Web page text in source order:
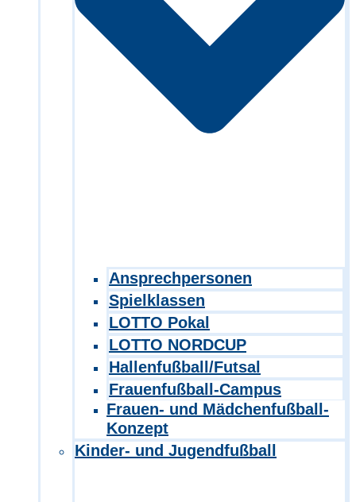
Ansprechpersonen
Spielklassen
LOTTO Pokal
LOTTO NORDCUP
Hallenfußball/Futsal
Frauenfußball-Campus
Frauen- und Mädchenfußball-
Konzept
Kinder- und Jugendfußball